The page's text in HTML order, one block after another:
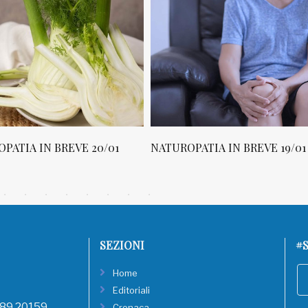
IN BREVE 20/01 NATUROPATIA IN BREVE 19/01
SEZIONI
Home
Editoriali